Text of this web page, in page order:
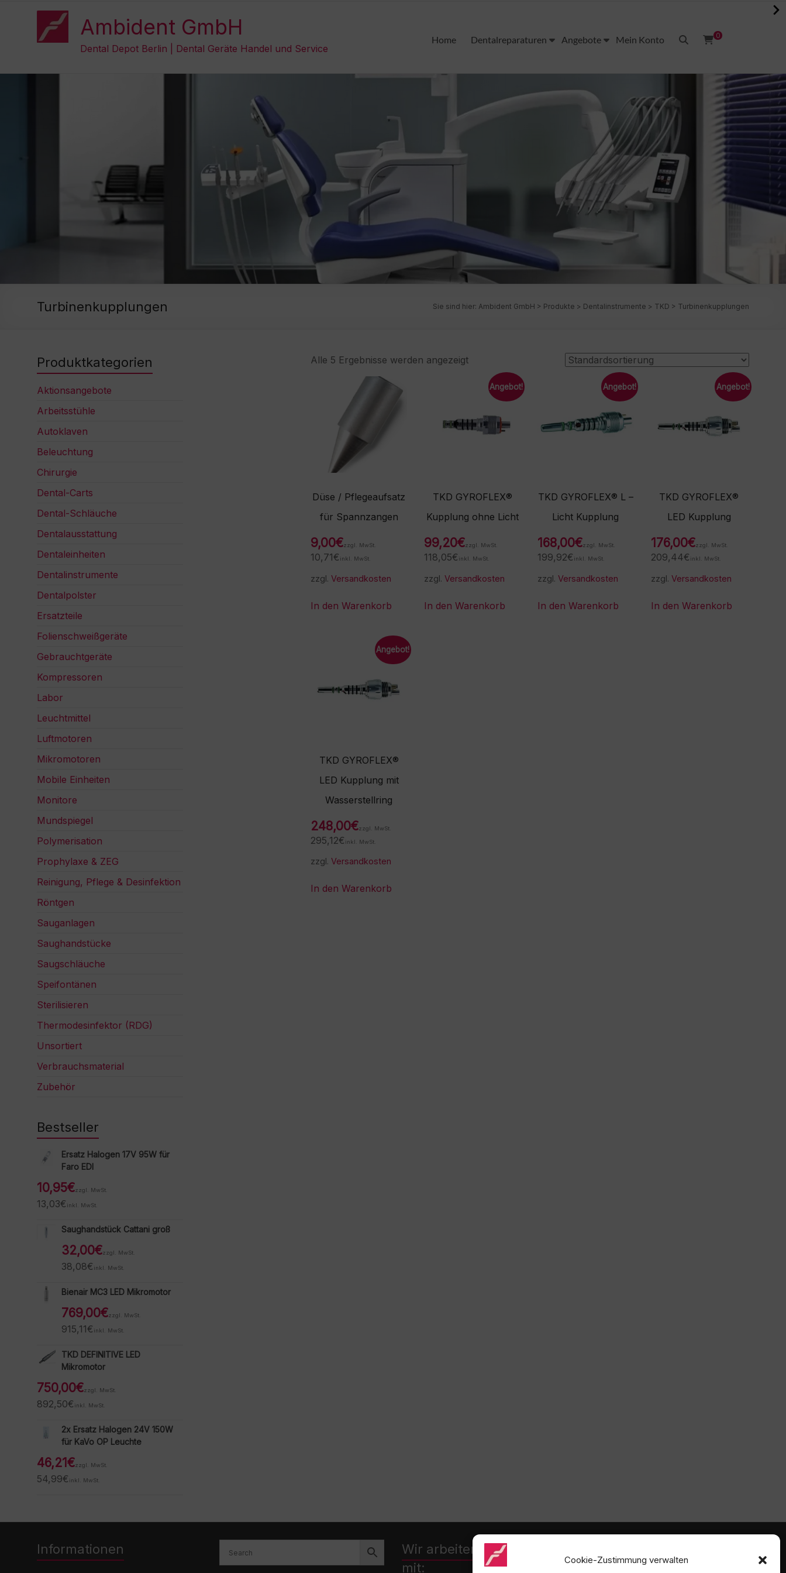
Cookie-Zustimmung verwalten
Ambident GmbH
Dental Depot Berlin | Dental Geräte Handel und Service
0
Home Dentalreparaturen Angebote Mein Konto
Turbinenkupplungen Sie sind hier: Ambident GmbH > Produkte > Dentalinstrumente > TKD > Turbinenkupplungen
Alle 5 Ergebnisse werden angezeigt
Düse / Pflegeaufsatz
für Spannzangen
9,00€zzgl. MwSt.
10,71€ inkl. MwSt.
zzgl. Versandkosten
In den Warenkorb
Angebot!
TKD GYROFLEX®
Kupplung ohne Licht
99,20€zzgl. MwSt.
118,05€ inkl. MwSt.
zzgl. Versandkosten
In den Warenkorb
Angebot!
TKD GYROFLEX® L –
Licht Kupplung
168,00€zzgl. MwSt.
199,92€ inkl. MwSt.
zzgl. Versandkosten
In den Warenkorb
Angebot!
TKD GYROFLEX®
LED Kupplung
176,00€zzgl. MwSt.
209,44€ inkl. MwSt.
zzgl. Versandkosten
In den Warenkorb
Angebot!
TKD GYROFLEX®
LED Kupplung mit
Wasserstellring
248,00€zzgl. MwSt.
295,12€ inkl. MwSt.
zzgl. Versandkosten
In den Warenkorb
Produktkategorien
Aktionsangebote
Arbeitsstühle
Autoklaven
Beleuchtung
Chirurgie
Dental-Carts
Dental-Schläuche
Dentalausstattung
Dentaleinheiten
Dentalinstrumente
Dentalpolster
Ersatzteile
Folienschweißgeräte
Gebrauchtgeräte
Kompressoren
Labor
Leuchtmittel
Luftmotoren
Mikromotoren
Mobile Einheiten
Monitore
Mundspiegel
Polymerisation
Prophylaxe & ZEG
Reinigung, Pflege & Desinfektion
Röntgen
Sauganlagen
Saughandstücke
Saugschläuche
Speifontänen
Sterilisieren
Thermodesinfektor (RDG)
Unsortiert
Verbrauchsmaterial
Zubehör
Bestseller
Ersatz Halogen 17V 95W für
Faro EDI
10,95€zzgl. MwSt.
13,03€ inkl. MwSt.
Saughandstück Cattani groß
32,00€zzgl. MwSt.
38,08€ inkl. MwSt.
Bienair MC3 LED Mikromotor
769,00€zzgl. MwSt.
915,11€ inkl. MwSt.
TKD DEFINITIVE LED
Mikromotor
750,00€zzgl. MwSt.
892,50€ inkl. MwSt.
2x Ersatz Halogen 24V 150W
für KaVo OP Leuchte
46,21€zzgl. MwSt.
54,99€ inkl. MwSt.
Informationen
Wir arbeiten zusammen
mit: